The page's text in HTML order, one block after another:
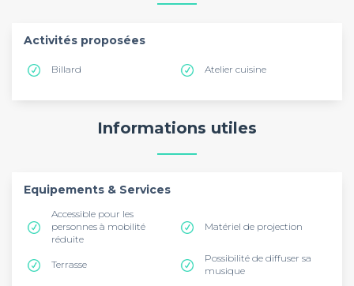
Activités proposées
Billard Atelier cuisine
Informations utiles
Equipements & Services
Accessible pour les
personnes à mobilité
réduite
Matériel de projection
Terrasse
Possibilité de diffuser sa
musique